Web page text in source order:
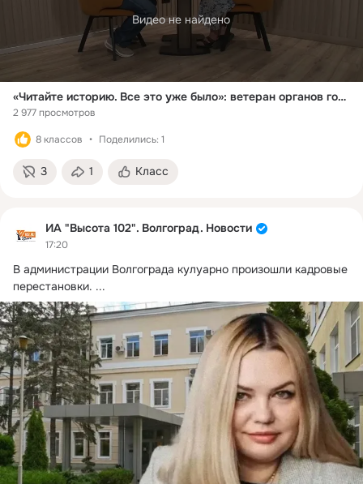
Видео не найдено
«Читайте историю. Все это уже было»: ветеран органов госбезопасности - о причинах массовых атак на Wildberries
2 977 просмотров
8 классов Поделились: 1
3 1 Класс
ИА "Высота 102". Волгоград. Новости
17:20
В администрации Волгограда кулуарно произошли кадровые
перестановки. ...